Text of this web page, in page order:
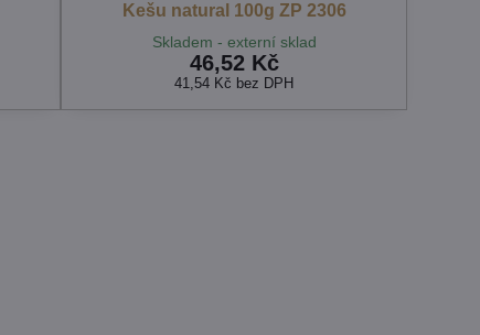
Kešu natural 100g ZP 2306
Skladem - externí sklad
46,52 Kč
41,54 Kč bez DPH